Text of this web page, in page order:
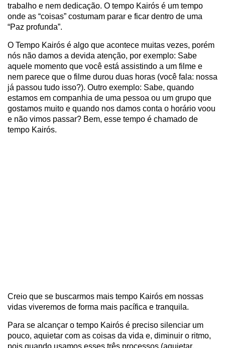
trabalho e nem dedicação. O tempo Kairós é um tempo
onde as “coisas” costumam parar e ficar dentro de uma
“Paz profunda”.
O Tempo Kairós é algo que acontece muitas vezes, porém
nós não damos a devida atenção, por exemplo: Sabe
aquele momento que você está assistindo a um filme e
nem parece que o filme durou duas horas (você fala: nossa
já passou tudo isso?). Outro exemplo: Sabe, quando
estamos em companhia de uma pessoa ou um grupo que
gostamos muito e quando nos damos conta o horário voou
e não vimos passar? Bem, esse tempo é chamado de
tempo Kairós.
Creio que se buscarmos mais tempo Kairós em nossas
vidas viveremos de forma mais pacífica e tranquila.
Para se alcançar o tempo Kairós é preciso silenciar um
pouco, aquietar com as coisas da vida e, diminuir o ritmo,
pois quando usamos esses três processos (aquietar,